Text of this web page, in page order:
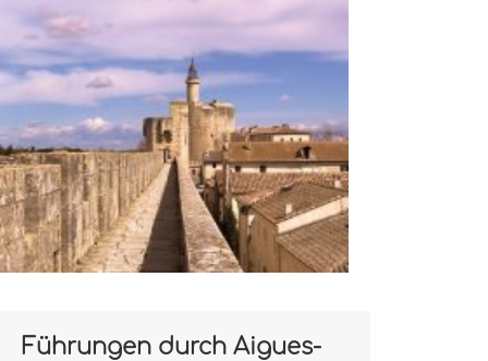
Führungen durch Aigues-